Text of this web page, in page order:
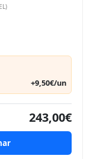
+9,50€/un
243,00€